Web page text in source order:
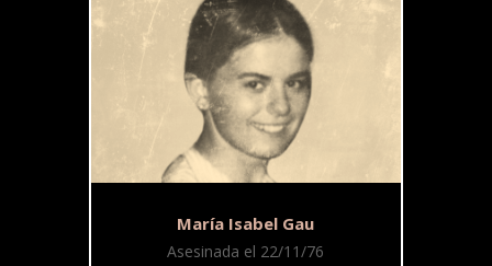
María Isabel Gau
Asesinada el 22/11/76